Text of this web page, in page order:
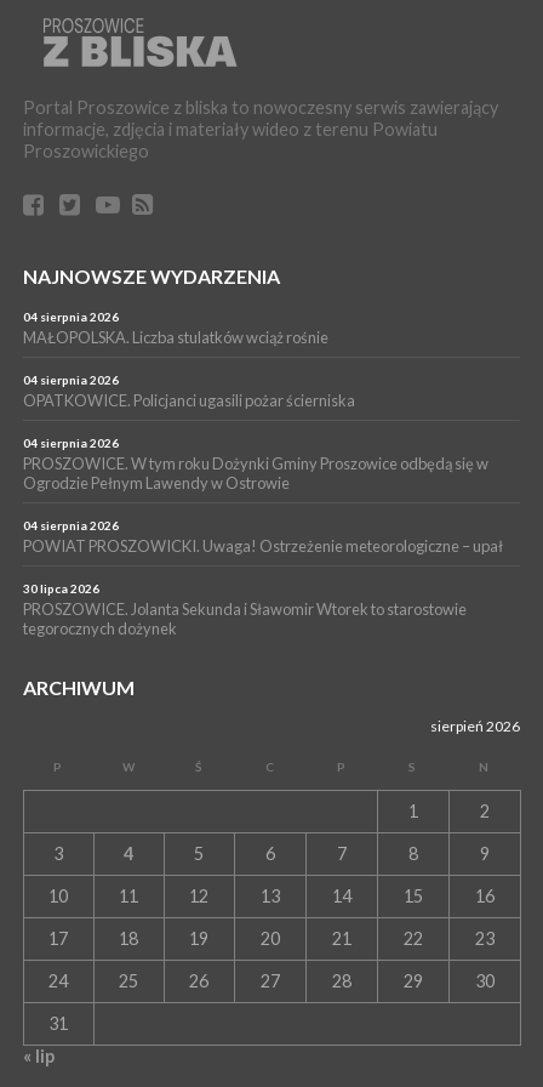
WYDARZENIA
16 lipca 2026
Pałecznicy będą obsługiwani w Proszowicach
WYDARZENIA
PROSZOWICE. W parku Warsztaty Edukacyjno-Przyrodnicze
NOC CIEM
15 lipca 2026
Czwartki w Bibliotece”
14 lipca 2026
PROSZOWICE. 26 lipca odbędzie się XII Marsz Rzeczpospolitej
WYDARZENIA
13 lipca 2026
Szpitalu im. Ojca Rafała z Proszowic już działa
Portal Proszowice z bliska to nowoczesny serwis zawierający
informacje, zdjęcia i materiały wideo z terenu Powiatu
Proszowickiego
NAJNOWSZE WYDARZENIA
04 sierpnia 2026
MAŁOPOLSKA. Liczba stulatków wciąż rośnie
04 sierpnia 2026
OPATKOWICE. Policjanci ugasili pożar ścierniska
04 sierpnia 2026
PROSZOWICE. W tym roku Dożynki Gminy Proszowice odbędą się w
Ogrodzie Pełnym Lawendy w Ostrowie
04 sierpnia 2026
POWIAT PROSZOWICKI. Uwaga! Ostrzeżenie meteorologiczne – upał
30 lipca 2026
PROSZOWICE. Jolanta Sekunda i Sławomir Wtorek to starostowie
tegorocznych dożynek
ARCHIWUM
sierpień 2026
P W Ś C P S N
1 2
3 4 5 6 7 8 9
10 11 12 13 14 15 16
17 18 19 20 21 22 23
24 25 26 27 28 29 30
31
« lip